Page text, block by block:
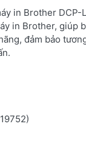
in Brother DCP-
in Brother, giúp
đảm bảo